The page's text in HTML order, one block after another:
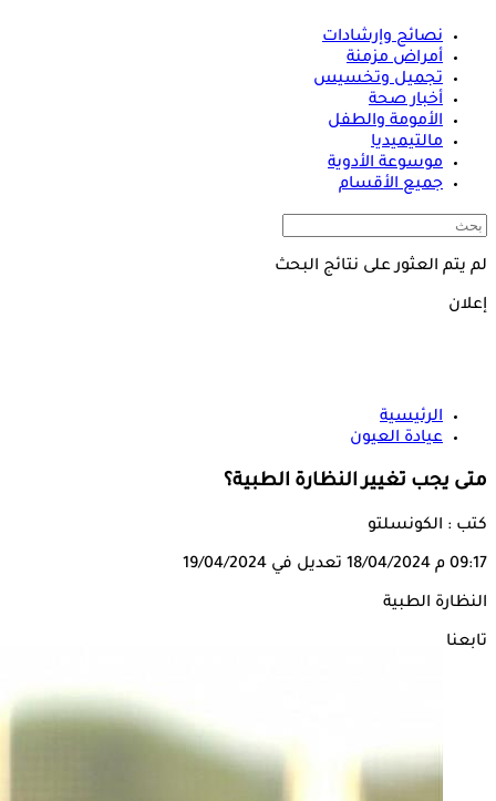
نصائح وإرشادات
أمراض مزمنة
تجميل وتخسيس
أخبار صحة
الأمومة والطفل
مالتيميديا
موسوعة الأدوية
جميع الأقسام
لم يتم العثور على نتائج البحث
إعلان
الرئيسية
عيادة العيون
متى يجب تغيير النظارة الطبية؟
كتب : الكونسلتو
09:17 م 18/04/2024 تعديل في 19/04/2024
النظارة الطبية
تابعنا على